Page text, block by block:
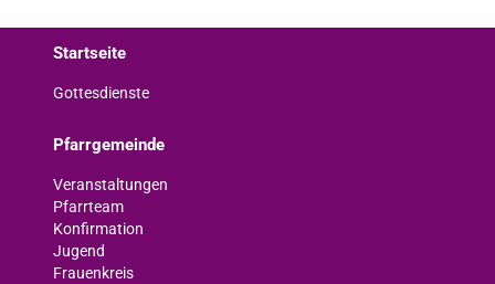
Startseite
Gottesdienste
Pfarrgemeinde
Veranstaltungen
Pfarrteam
Konfirmation
Jugend
Frauenkreis